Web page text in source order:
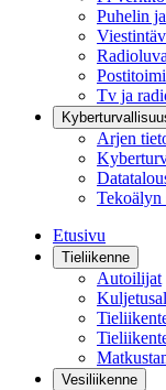
Puhelin
Tv ja
Arjen
Tekoälyn
Etusivu
Tieliikenne
Autoilijat
Vesiliikenne